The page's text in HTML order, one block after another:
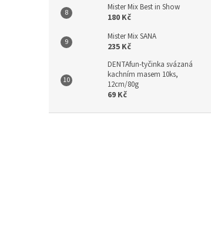
Mister Mix Best in Show
180 Kč
Mister Mix SANA
235 Kč
DENTAfun-tyčinka svázaná
kachním masem 10ks,
12cm/80g
69 Kč